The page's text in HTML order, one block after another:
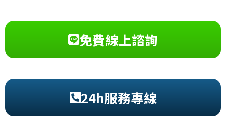
免費線上諮詢
24h服務專線